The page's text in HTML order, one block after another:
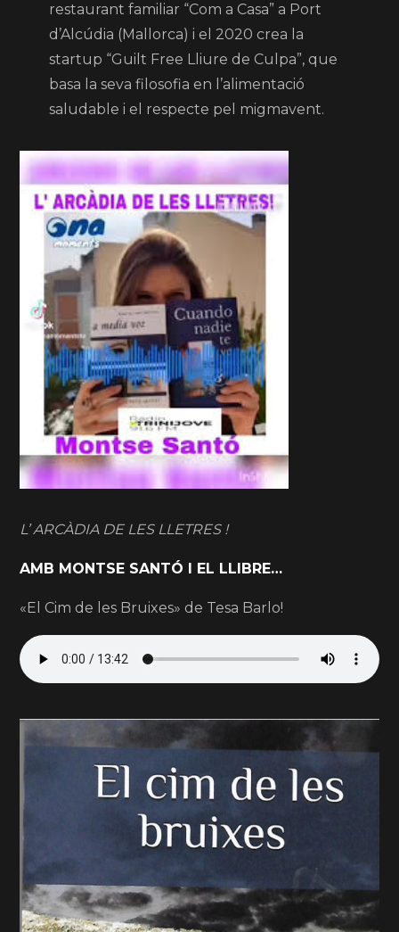
restaurant familiar “Com a Casa” a Port
d’Alcúdia (Mallorca) i el 2020 crea la
startup “Guilt Free Lliure de Culpa”, que
basa la seva filosofia en l’alimentació
saludable i el respecte pel migmavent.
L’ ARCÀDIA DE LES LLETRES !
AMB MONTSE SANTÓ I EL LLIBRE…
«El Cim de les Bruixes» de Tesa Barlo!